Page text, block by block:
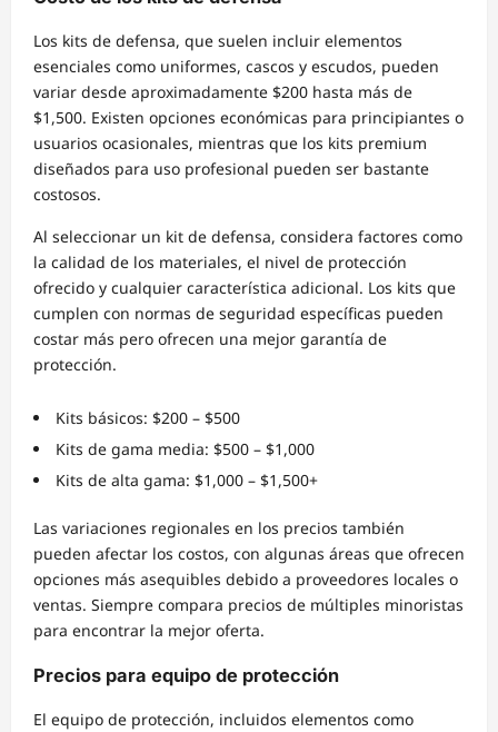
Los kits de defensa, que suelen incluir elementos
esenciales como uniformes, cascos y escudos, pueden
variar desde aproximadamente $200 hasta más de
$1,500. Existen opciones económicas para principiantes o
usuarios ocasionales, mientras que los kits premium
diseñados para uso profesional pueden ser bastante
costosos.
Al seleccionar un kit de defensa, considera factores como
la calidad de los materiales, el nivel de protección
ofrecido y cualquier característica adicional. Los kits que
cumplen con normas de seguridad específicas pueden
costar más pero ofrecen una mejor garantía de
protección.
Kits básicos: $200 – $500
Kits de gama media: $500 – $1,000
Kits de alta gama: $1,000 – $1,500+
Las variaciones regionales en los precios también
pueden afectar los costos, con algunas áreas que ofrecen
opciones más asequibles debido a proveedores locales o
ventas. Siempre compara precios de múltiples minoristas
para encontrar la mejor oferta.
Precios para equipo de protección
El equipo de protección, incluidos elementos como